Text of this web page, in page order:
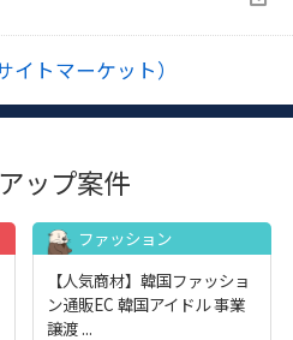
イトマーケット）
ップ案件
ファッション
【人気商材】韓国ファッショ
ン通販EC 韓国アイドル 事業
譲渡 ...